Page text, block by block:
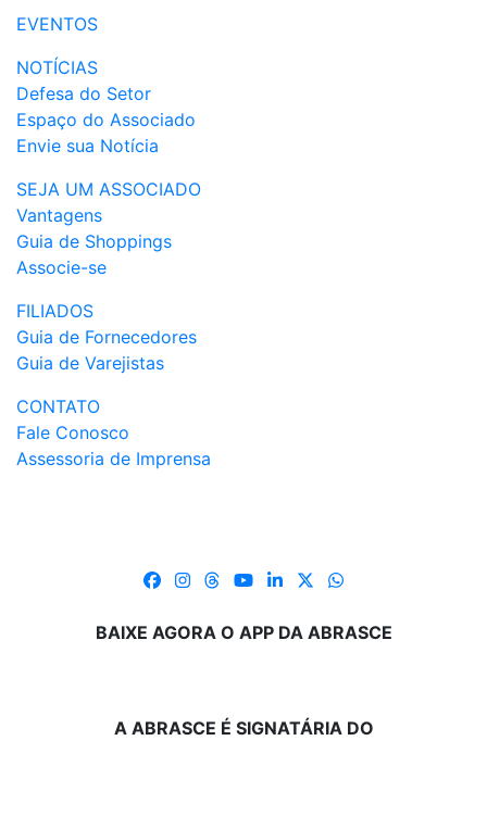
EVENTOS
NOTÍCIAS
Defesa do Setor
Espaço do Associado
Envie sua Notícia
SEJA UM ASSOCIADO
Vantagens
Guia de Shoppings
Associe-se
FILIADOS
Guia de Fornecedores
Guia de Varejistas
CONTATO
Fale Conosco
Assessoria de Imprensa
BAIXE AGORA O APP DA ABRASCE
A ABRASCE É SIGNATÁRIA DO